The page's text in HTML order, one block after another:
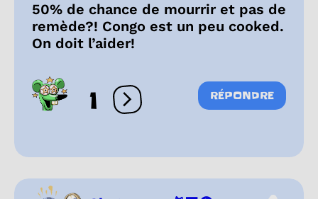
50% de chance de mourrir et pas de
remède?! Congo est un peu cooked.
On doit l’aider!
1 Ouvrir les réactions
RÉPONDRE